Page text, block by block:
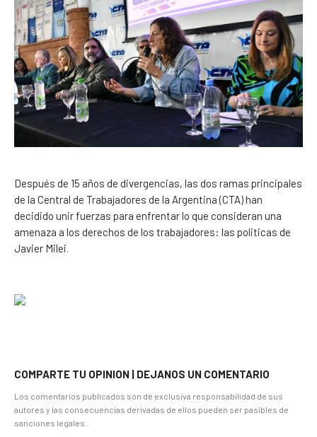
Después de 15 años de divergencias, las dos ramas principales
de la Central de Trabajadores de la Argentina (CTA) han
decidido unir fuerzas para enfrentar lo que consideran una
amenaza a los derechos de los trabajadores: las politicas de
Javier Milei.
COMPARTE TU OPINION | DEJANOS UN COMENTARIO
Los comentarios publicados son de exclusiva responsabilidad de sus
autores y las consecuencias derivadas de ellos pueden ser pasibles de
sanciones legales.